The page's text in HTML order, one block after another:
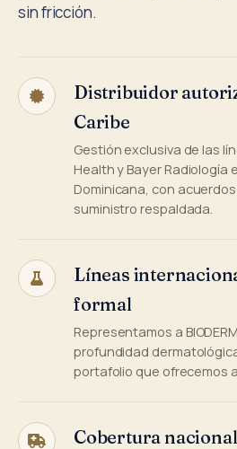
sin fricción.
Distribuidor
Caribe
Gestión exclusiva de las
Health y Bayer Radiología
Dominicana, con
suministro respaldada.
Líneas
formal
Representamos a
profundidad
portafolio que ofrecemos
Cobertura